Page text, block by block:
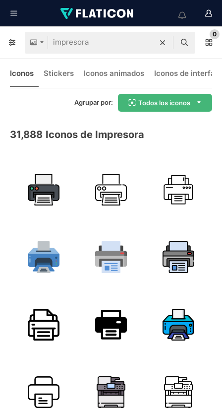
0
Iconos Stickers Iconos animados Iconos de interfaz
Agrupar por: Todos los iconos
31,888 Iconos de Impresora